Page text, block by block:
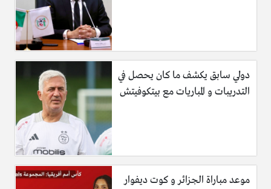
دولي سابق يكشف ما كان يحصل في
التدريبات و المباريات مع بيتكوفيتش
موعد مباراة الجزائر و كوت ديفوار